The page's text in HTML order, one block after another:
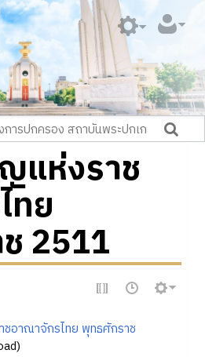
แห่งราช
ทย
2511
อาณาจักรไทย พุทธศักราช